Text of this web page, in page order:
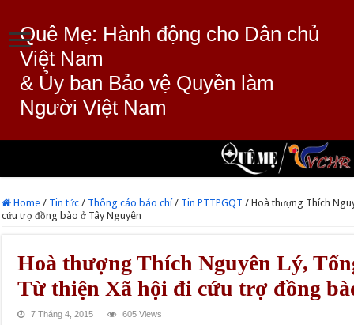
Quê Mẹ: Hành động cho Dân chủ
Việt Nam
& Ủy ban Bảo vệ Quyền làm
Người Việt Nam
Home / Tin tức / Thông cáo báo chí / Tin PTTPGQT / Hoà thượng Thích
cứu trợ đồng bào ở Tây Nguyên
Hoà thượng Thích Nguyên Lý,
Từ thiện Xã hội đi cứu trợ đồng
7 Tháng 4, 2015 605 Views